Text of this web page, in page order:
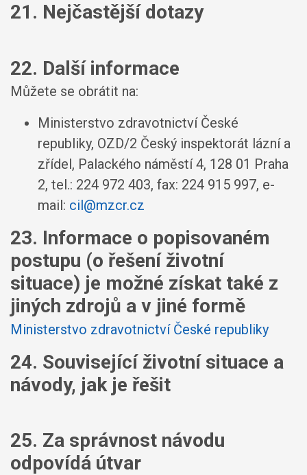
21. Nejčastější dotazy
22. Další informace
Můžete se obrátit na:
Ministerstvo zdravotnictví České
republiky, OZD/2 Český inspektorát lázní a
zřídel, Palackého náměstí 4, 128 01 Praha
2, tel.: 224 972 403, fax: 224 915 997, e-
mail: cil@mzcr.cz
23. Informace o popisovaném
postupu (o řešení životní
situace) je možné získat také z
jiných zdrojů a v jiné formě
Ministerstvo zdravotnictví České republiky
24. Související životní situace a
návody, jak je řešit
25. Za správnost návodu
odpovídá útvar